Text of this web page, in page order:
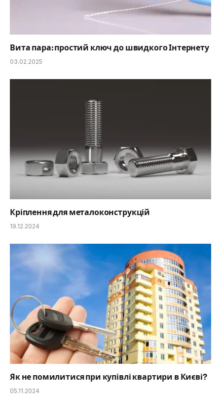
Вита пара: простий ключ до швидкого Інтернету
03.02.2025
Кріплення для металоконструкцій
19.12.2024
Як не помилитися при купівлі квартири в Києві?
05.11.2024